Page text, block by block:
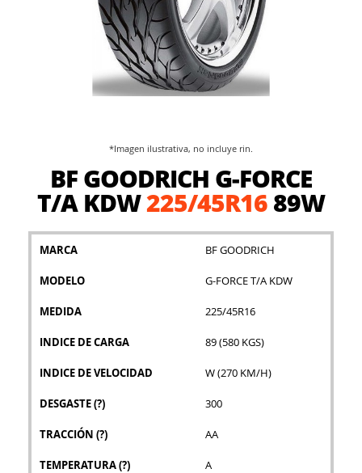
BF GOODRICH G-FORCE
T/A KDW225/45R1689W
MARCA BF GOODRICH
MODELO G-FORCE T/A KDW
MEDIDA 225/45R16
INDICE DE CARGA 89 (580 KGS)
INDICE DE VELOCIDAD W (270 KM/H)
DESGASTE(?) 300
TRACCIÓN (?) AA
TEMPERATURA(?) A
*Imagen ilustrativa, no incluye rin.
comienzo
galería
imágenes